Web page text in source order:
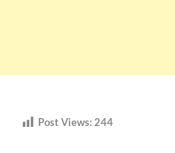
Post Views: 244